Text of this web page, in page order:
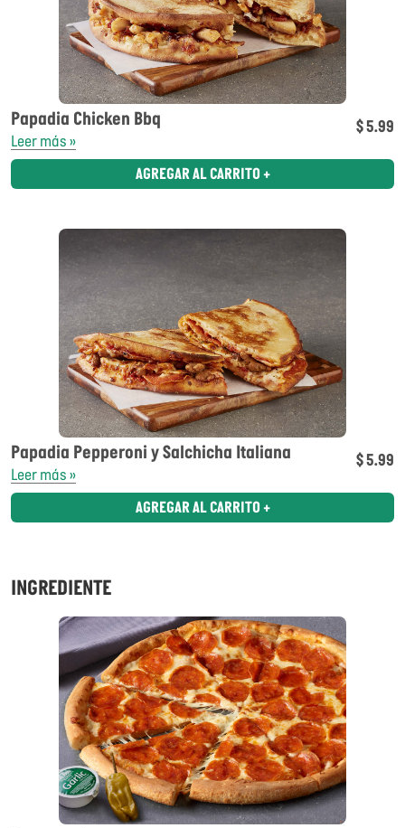
Papadia Chicken Bbq
Leer más »
$ 5.99
AGREGAR AL CARRITO +
Papadia Pepperoni y Salchicha Italiana
Leer más »
$ 5.99
AGREGAR AL CARRITO +
INGREDIENTE